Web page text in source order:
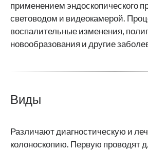
применением эндоскопического
световодом и видеокамерой.
воспалительные изменения,
новообразования и другие
Виды
Различают диагностическую и
колоноскопию. Первую проводят